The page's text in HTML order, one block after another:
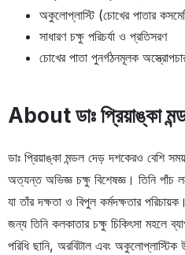
অকুলোপ্লাস্টি (চোখের পাতার
সাধারণ চক্ষু পরিচর্যা ও প্রতিসরণ
চোখের পাতা পুনর্গঠনমূলক
About ডাঃ প্রিয়াঙ্কা
ডাঃ প্রিয়াঙ্কা মন্ডল দেড় দশকেরও বেশি
অত্যন্ত অভিজ্ঞ চক্ষু বিশেষজ্ঞ। তিনি পাঁচ
যা তাঁর দক্ষতা ও বিপুল কর্মদক্ষতার
জন্য তিনি কলকাতার চক্ষু চিকিৎসা মহলে
পরিধি ছানি, অরবিটাল এবং